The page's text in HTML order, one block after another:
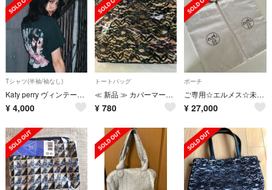
Tシャツ(半袖/袖なし)
Katy perry ヴィンテージTシャツ
¥ 4,000
トートバッグ
≪ 新品 ≫ カバーマーク オリジナルレースバッグ
¥ 780
ポーチ
ご専用☆エルメス☆未使用 正規品 袋 二枚セット ポーチ
¥ 27,000